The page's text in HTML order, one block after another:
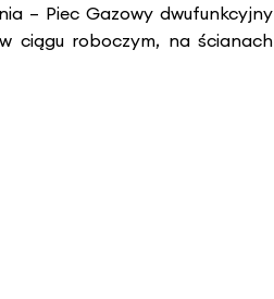
– Piec Gazowy dwufunkcyjny
ciągu roboczym, na ścianach